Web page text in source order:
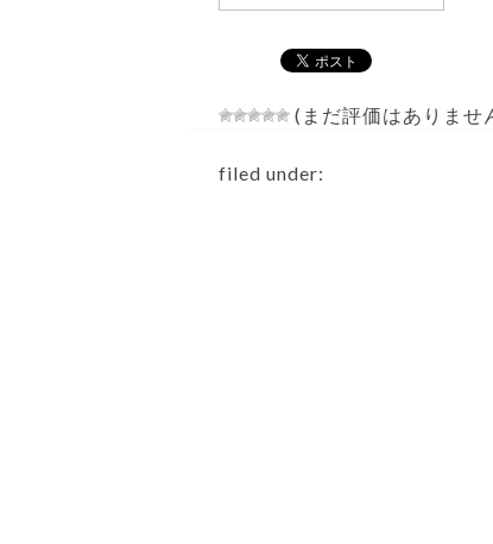
(まだ評価はありませ
filed under: